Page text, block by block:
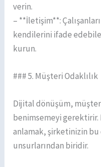
verin.
– **İletişim**:
kendilerini ifade
kurun.
### 5. Müşteri Odaklılık
Dijital dönüşüm,
benimsemeyi gerektirir.
anlamak, şirketinizin
unsurlarından biridir.